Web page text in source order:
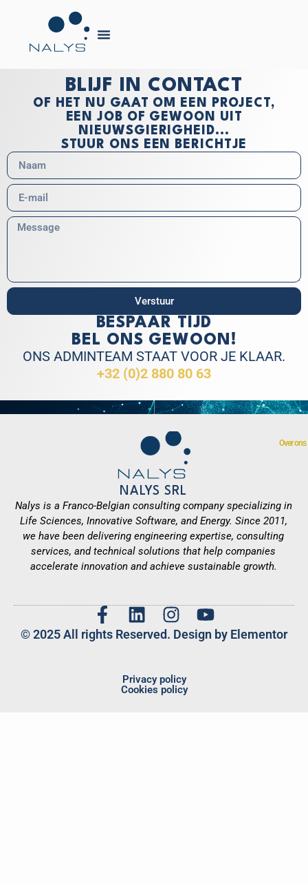
BLIJF IN CONTACT
OF HET NU GAAT OM EEN PROJECT,
EEN JOB OF GEWOON UIT
NIEUWSGIERIGHEID...
STUUR ONS EEN BERICHTJE
Verstuur
BESPAAR TIJD
BEL ONS GEWOON!
ONS ADMINTEAM STAAT VOOR JE KLAAR.
+32 (0)2 880 80 63
NALYS SRL
Nalys is a Franco-Belgian consulting company specializing in
Life Sciences, Innovative Software, and Energy. Since 2011,
we have been delivering engineering expertise, consulting
services, and technical solutions that help companies
accelerate innovation and achieve sustainable growth.
Over ons
© 2025 All rights Reserved. Design by Elementor
Privacy policy
Cookies policy